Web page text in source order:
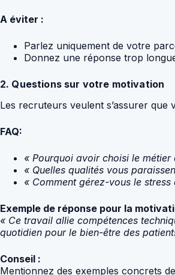
A éviter :
Parlez uniquement de votre
Donnez une réponse trop
2. Questions sur votre motivation
Les recruteurs veulent s’assurer
FAQ:
« Pourquoi avoir choisi le métier
« Quelles qualités vous
« Comment gérez-vous le
Exemple de réponse pour la
« Ce travail allie compétences
quotidien pour le bien-être des
Conseil :
Mentionnez des exemples concrets